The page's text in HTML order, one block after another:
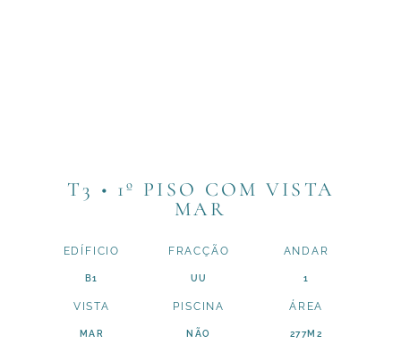
T3 • 1º PISO COM VISTA
MAR
EDÍFICIO
B1
FRACÇÃO
UU
ANDAR
1
VISTA
MAR
PISCINA
NÃO
ÁREA
277M2